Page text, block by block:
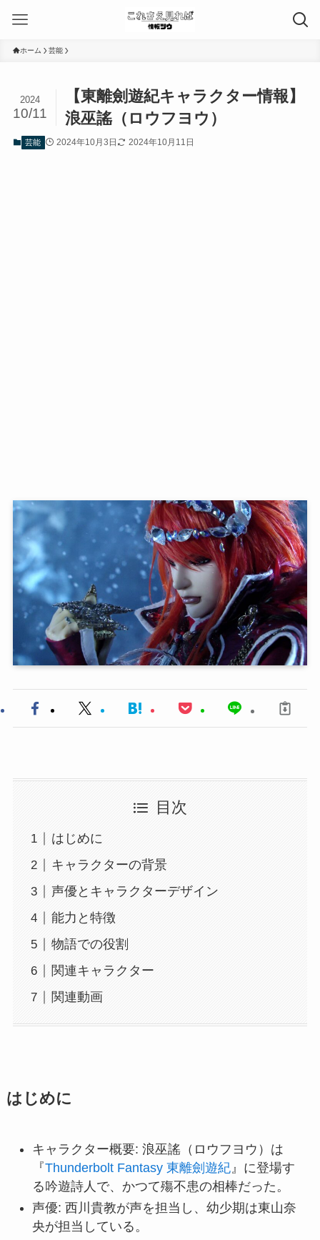
ホーム 芸能
【東離劍遊紀キャラクター情報】
浪巫謠（ロウフヨウ）
2024
10/11
芸能 2024年10月3日 2024年10月11日
目次
はじめに
キャラクターの背景
声優とキャラクターデザイン
能力と特徴
物語での役割
関連キャラクター
関連動画
はじめに
キャラクター概要: 浪巫謠（ロウフヨウ）は
『Thunderbolt Fantasy 東離劍遊紀』に登場す
る吟遊詩人で、かつて殤不患の相棒だった。
声優: 西川貴教が声を担当し、幼少期は東山奈
央が担当している。